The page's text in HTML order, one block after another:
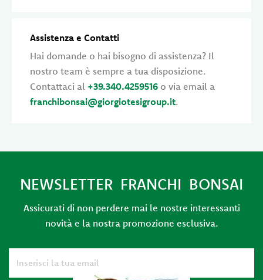
Assistenza e Contatti
Hai domande o hai bisogno di assistenza? Il
nostro team è sempre a tua disposizione.
Contattaci al +39.340.4259516 o via email a
franchibonsai@giorgiotesigroup.it.
NEWSLETTER FRANCHI BONSAI
Assicurati di non perdere mai le nostre interessanti
novità e la nostra promozione esclusiva.